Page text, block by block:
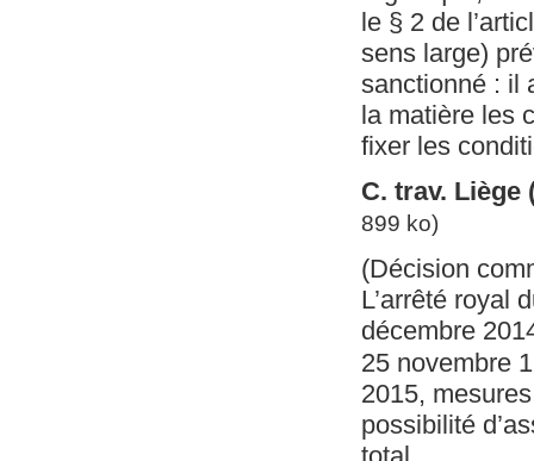
le § 2 de
sens large)
sanctionné : il
la matière les
fixer les
C. trav. Liège
899 ko)
(Décision
L’arrêté royal
décembre
25 novembre
2015,
possibilité